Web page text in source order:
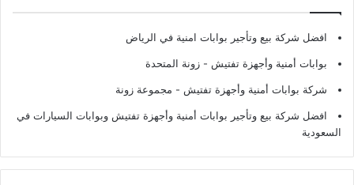
افضل شركة بيع وتأجير بوابات امنية في الرياض
بوابات أمنية وأجهزة تفتيش - زونة المتحدة
شركة بوابات أمنية وأجهزة تفتيش - مجموعة زونة
افضل شركة بيع وتأجير بوابات أمنية وأجهزة تفتيش وبوابات السيارات في
السعودية